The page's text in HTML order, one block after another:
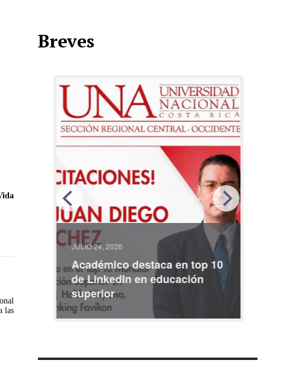
las
Breves
JULIO 24, 2026
Académico destaca en top 10
de LinkedIn en educación
superior